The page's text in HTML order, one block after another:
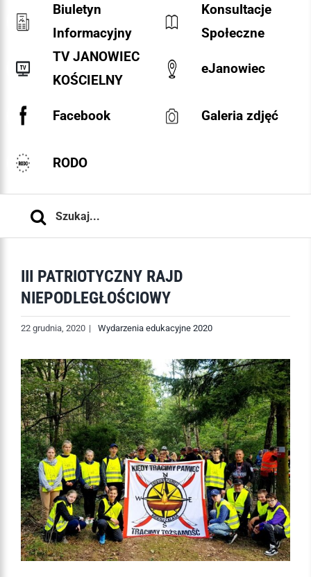
Biuletyn
Informacyjny
Konsultacje
Społeczne
TV JANOWIEC
KOŚCIELNY
eJanowiec
Facebook Galeria zdjęć
RODO
III PATRIOTYCZNY RAJD
NIEPODLEGŁOŚCIOWY
22 grudnia, 2020 | Wydarzenia edukacyjne 2020